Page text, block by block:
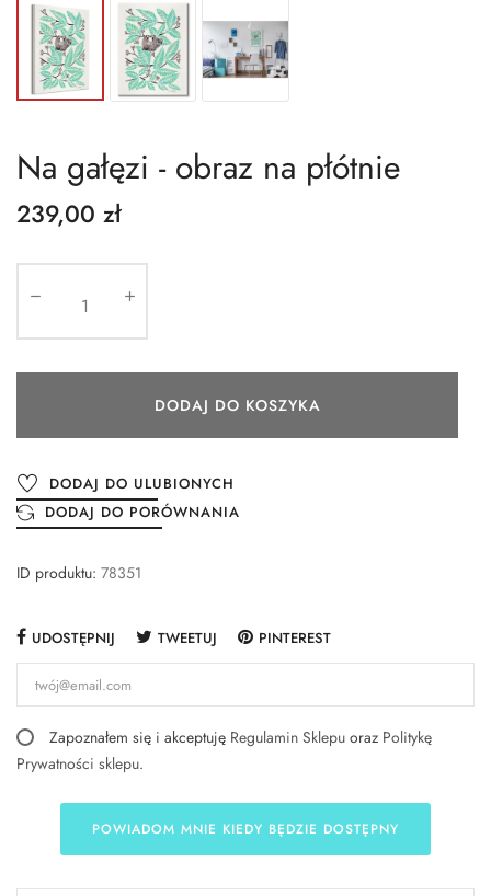
Na gałęzi - obraz na płótnie
239,00 zł
DODAJ DO KOSZYKA
DODAJ DO ULUBIONYCH
DODAJ DO PORÓWNANIA
ID produktu: 78351
UDOSTĘPNIJ TWEETUJ PINTEREST
Zapoznałem się i akceptuję Regulamin Sklepu oraz Politykę
Prywatności sklepu.
POWIADOM MNIE KIEDY BĘDZIE DOSTĘPNY